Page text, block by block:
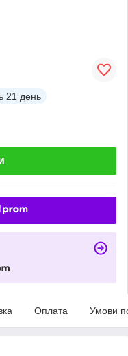
21 день
Оплата Умови